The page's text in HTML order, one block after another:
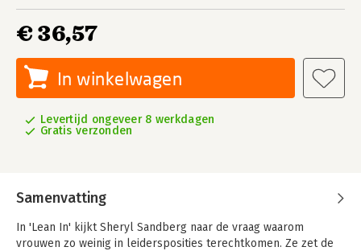
€ 36,57
In winkelwagen
Levertijd ongeveer 8 werkdagen
Gratis verzonden
Samenvatting
In 'Lean In' kijkt Sheryl Sandberg naar de vraag waarom
vrouwen zo weinig in leidersposities terechtkomen. Ze zet de